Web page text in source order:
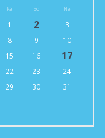
Pá So Ne
1 2 3
8 9 10
15 16
17
22 23 24
29 30 31